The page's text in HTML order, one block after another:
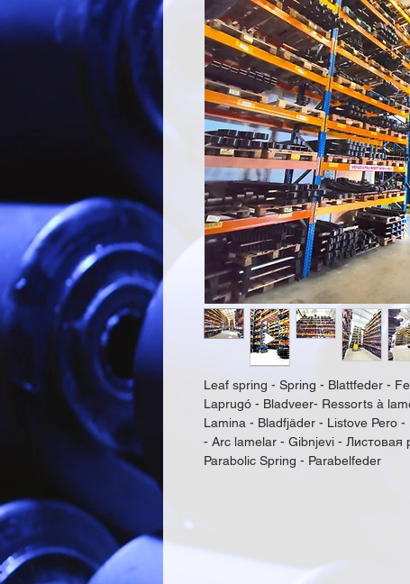
Leaf spring - Spring - Blattfeder -
Laprugó - Bladveer- Ressorts à
Lamina - Bladfjäder - Listove Pero
- Arc lamelar - Gibnjevi - Листовая
Parabolic Spring - Parabelfeder